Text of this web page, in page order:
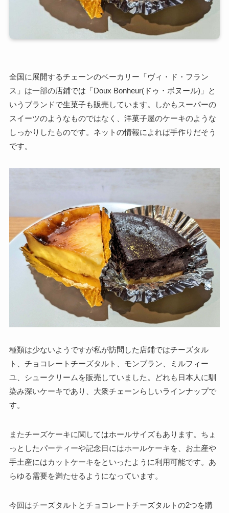
全国に展開するチェーンのベーカリー「ヴィ・ド・フラン
ス」は一部の店鋪では「Doux Bonheur(ドゥ・ボヌール)」と
いうブランドで生菓子も販売しています。しかもスーパーの
スイーツのようなものではなく、洋菓子屋のケーキのような
しっかりしたものです。ネットの情報によれば手作りだそう
です。
種類は少ないようですが私が訪問した店鋪ではチーズタル
ト、チョコレートチーズタルト、モンブラン、ミルフィー
ユ、シュークリームを販売していました。どれも日本人に馴
染み深いケーキであり、大衆チェーンらしいラインナップで
す。
またチーズケーキに関してはホールサイズもあります。ちょ
っとしたパーティーや記念日にはホールケーキを、お土産や
手土産にはカットケーキをといったように利用可能です。あ
らゆる需要を満たせるようになっています。
今回はチーズタルトとチョコレートチーズタルトの2つを購